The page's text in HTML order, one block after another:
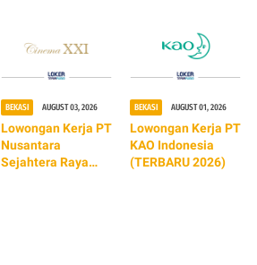
BEKASI AUGUST 03, 2026
Lowongan Kerja PT
Nusantara
Sejahtera Raya
BEKASI AUGUST 01, 2026
Lowongan Kerja PT
KAO Indonesia
(TERBARU 2026)